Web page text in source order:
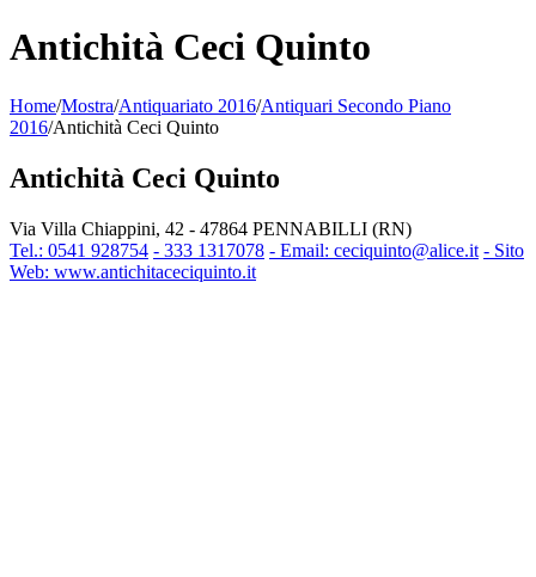
Antichità Ceci Quinto
Home/Mostra/Antiquariato 2016/Antiquari Secondo Piano
2016/Antichità Ceci Quinto
Antichità Ceci Quinto
Via Villa Chiappini, 42 - 47864 PENNABILLI (RN)
Tel.: 0541 928754 - 333 1317078 - Email: ceciquinto@alice.it - Sito
Web: www.antichitaceciquinto.it